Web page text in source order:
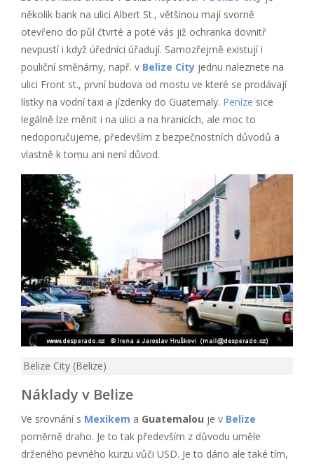
několik bank na ulici Albert St., většinou mají svorně
otevřeno do půl čtvrté a poté vás již ochranka dovnitř
nevpustí i když úředníci úřadují. Samozřejmě existují i
pouliční směnárny, např. v Belize City jednu naleznete na
ulici Front st., první budova od mostu ve které se prodávají
lístky na vodní taxi a jízdenky do Guatemaly. Peníze sice
legálně lze měnit i na ulici a na hranicích, ale moc to
nedoporučujeme, především z bezpečnostních důvodů a
vlastně k tomu ani není důvod.
Belize City (Belize)
Náklady v Belize
Ve srovnání s Mexikem a Guatemalou je v Belize
poměrně draho. Je to tak především z důvodu uměle
drženého pevného kurzu vůči USD. Je to dáno ale také tím,